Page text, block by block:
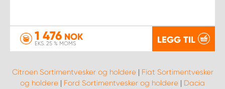
1 476 NOK
EKS. 25 % MOMS LEGG TIL
Citroen Sortimentvesker og holdere| Fiat Sortimentvesker
og holdere | Ford Sortimentvesker og holdere | Dacia